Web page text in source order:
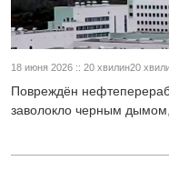
18 июня 2026 :: 20 хвилин20
Повреждён
заволокло черным